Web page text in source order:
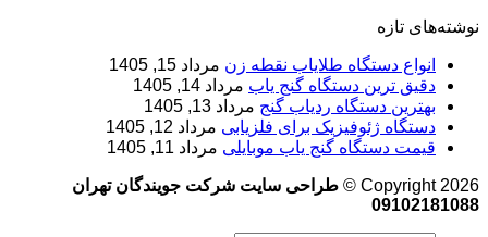
نوشته‌های تازه
انواع دستگاه طلایاب نقطه زن مرداد 15, 1405
دقیق ترین دستگاه گنج یاب مرداد 14, 1405
بهترین دستگاه ردیاب گنج مرداد 13, 1405
دستگاه ژئوفیزیک برای فلزیابی مرداد 12, 1405
قیمت دستگاه گنج یاب موبایلی مرداد 11, 1405
Copyright 2026 ©
طراحی سایت شرکت جویندگان تهران
09102181088